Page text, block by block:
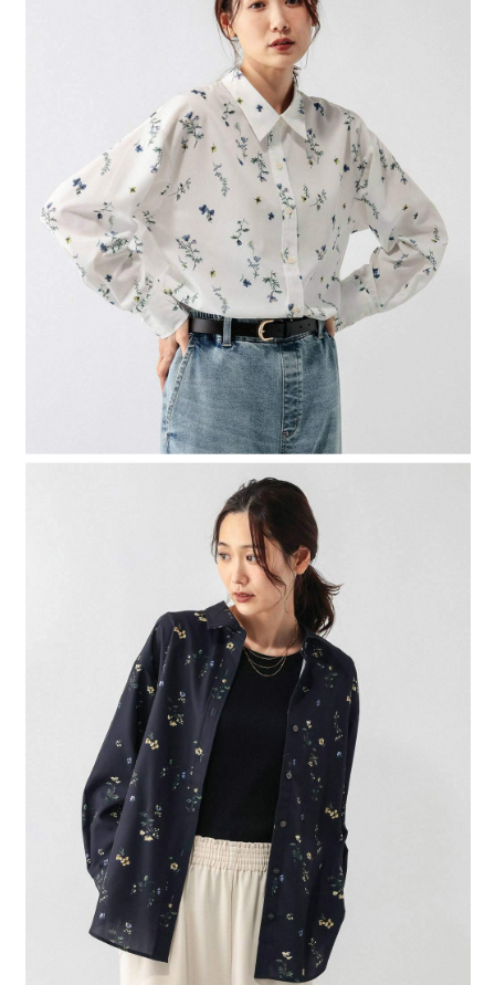
帳／街口支付／iPASS MONEY」等通路繳費。
1.本服務係由「台灣大哥大股份有限公司」（以下簡稱本公司）所提供，讓
用戶於交易時，得透過本服務購買商品或服務，並由商店將買賣／分期付款
買賣價金債權讓與本公司後，依約使用本公司帳單繳交帳款。
2.基於同意付款使用「大哥付你分期」之契約關係目的，商店將以您的個人
資料（包含姓名、電話或地址）提供予台灣大哥大進項蒐集、處理及利用，
由本公司與您本人進行分期帳單所需資料之確認、核對及更正。
3.完整用戶服務條款，請詳閱以下連結：
https://oppay.tw/userRule
２．訂單成立數日內，您將收到繳費通知簡訊。
３．收到繳費通知簡訊後14天內，點擊此簡訊中的連結，可透過四大超商／
ATM／網路銀行／等多元方式進行付款，方視為交易完成。
※ 請注意：結帳手續完成當下不需立刻繳費，但若您需要取消訂單，請聯絡
購買商品的店家。未經商家同意取消之訂單仍視為有效，需透過AFTEE先享
※ 交易是否成功請以「AFTEE先享後付 」之結帳頁面顯示為準，若有關於
是否繳費成功／繳費後需取消欲退款等相關疑問，請聯繫「AFTEE先享後付
客戶支援中心」
https://netprotections.freshdesk.com/support/home
【注意事項】
１．透過由恩沛科技股份有限公司提供之「AFTEE先享後付」服務完成之交
易，需依本服務之必要範圍內提供個人資料，並將交易相關給付款項請求債
權轉讓予恩沛科技股份有限公司。
２．關於個人資料處理事宜，請瀏覽以下網址：
https://aftee.tw/terms/#terms3
３．未成年的使用者請事先徵得法定代理人或監護人之同意方可使用
「AFTEE先享後付」，若未經同意申辦者引起之損失，本公司不負相關責
４．使用「AFTEE先享後付」時，將依據個別帳號之用戶狀況，依本公司即
時審查核予不同之上限額度；若仍有額度不足之情形，本公司將視審查結果
請求用戶進行身份認證。
５．嚴禁一人註冊多個帳號或使用他人資訊註冊。若發現惡意使用之情形，
恩沛科技股份有限公司將有權停止該用戶之使用額度並採取法律行動。
每筆NT$80，滿NT$1,500(含以上)免運費
每筆NT$80，滿NT$1,500(含以上)免運費
每筆NT$80，滿NT$1,500(含以上)免運費